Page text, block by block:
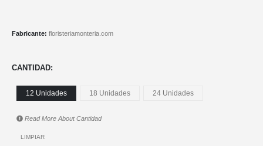
Fabricante: floristeriamonteria.com
CANTIDAD
12 Unidades 18 Unidades 24 Unidades
Read More AboutCantidad
LIMPIAR